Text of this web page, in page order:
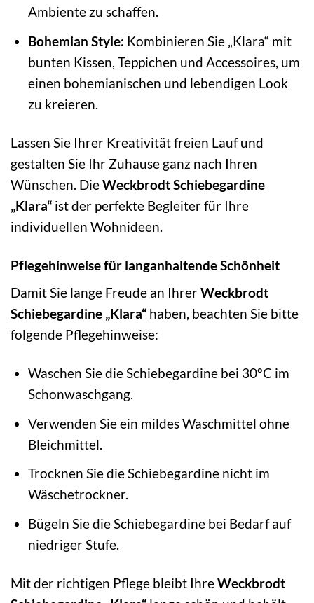
Ambiente zu schaffen.
Bohemian Style: Kombinieren Sie „Klara“ mit
bunten Kissen, Teppichen und Accessoires, um
einen bohemianischen und lebendigen Look
zu kreieren.
Lassen Sie Ihrer Kreativität freien Lauf und
gestalten Sie Ihr Zuhause ganz nach Ihren
Wünschen. DieWeckbrodt Schiebegardine
„Klara“ ist der perfekte Begleiter für Ihre
individuellen Wohnideen.
Pflegehinweise für langanhaltende Schönheit
Damit Sie lange Freude an IhrerWeckbrodt
Schiebegardine „Klara“ haben, beachten Sie bitte
folgende Pflegehinweise:
Waschen Sie die Schiebegardine bei 30°C im
Schonwaschgang.
Verwenden Sie ein mildes Waschmittel ohne
Bleichmittel.
Trocknen Sie die Schiebegardine nicht im
Wäschetrockner.
Bügeln Sie die Schiebegardine bei Bedarf auf
niedriger Stufe.
Mit der richtigen Pflege bleibt IhreWeckbrodt